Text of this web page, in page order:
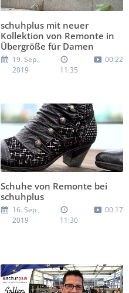
schuhplus mit neuer
Kollektion von Remonte in
Übergröße für Damen
19. Sep.,
2019
11:35
00:22
Schuhe von Remonte bei
schuhplus
16. Sep.,
2019
11:30
00:17